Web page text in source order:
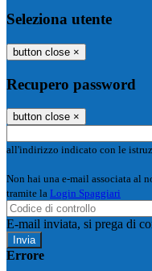
Seleziona utente
button close ×
Recupero password
button close ×
all'indirizzo indicato con le
Non hai una e-mail associata al
tramite la Login Spaggiari
E-mail inviata, si prega di
Errore